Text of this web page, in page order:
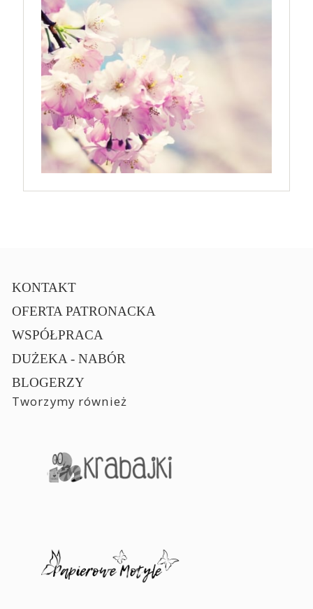
KONTAKT
OFERTA PATRONACKA
WSPÓŁPRACA
DUŻEKA - NABÓR
BLOGERZY
Tworzymy również